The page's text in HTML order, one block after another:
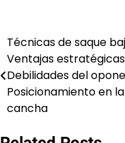
Post
navigation
Técnicas de saque
Ventajas
Debilidades del
Posicionamiento en la
cancha